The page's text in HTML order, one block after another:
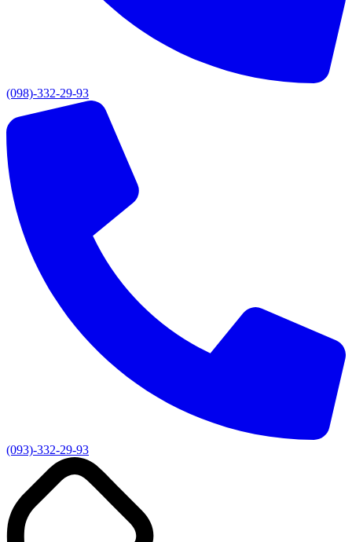
(098)-332-29-93
(093)-332-29-93